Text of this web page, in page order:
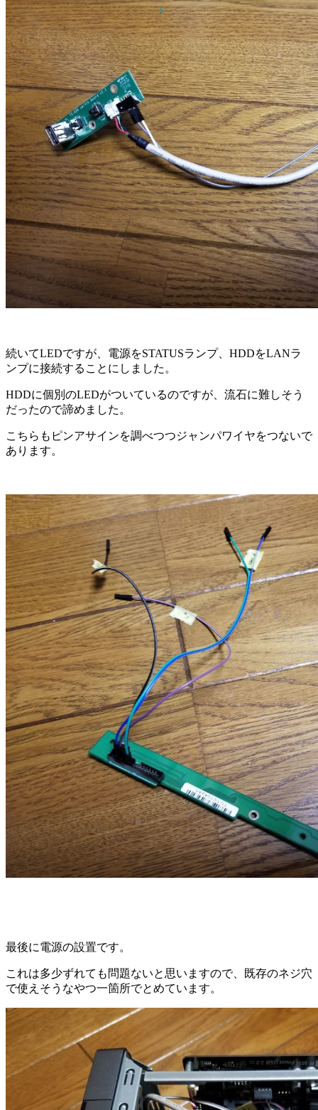
続いてLEDですが、電源をSTATUSランプ、HDDをLANラ
ンプに接続することにしました。
HDDに個別のLEDがついているのですが、流石に難しそう
だったので諦めました。
こちらもピンアサインを調べつつジャンパワイヤをつないで
あります。
最後に電源の設置です。
これは多少ずれても問題ないと思いますので、既存のネジ穴
で使えそうなやつ一箇所でとめています。